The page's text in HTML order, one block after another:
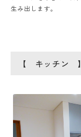
生み出します。
【 キッチン 】